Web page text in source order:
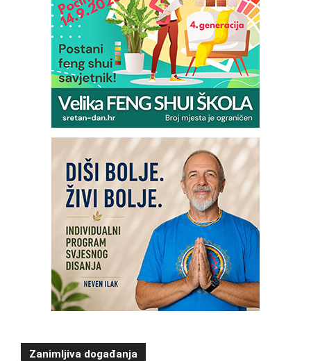
Zanimljiva događanja